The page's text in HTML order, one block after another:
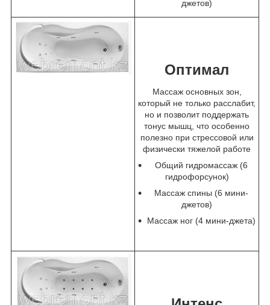
джетов)
Оптимал
Массаж основных зон,
который не только расслабит,
но и позволит поддержать
тонус мышц, что особенно
полезно при стрессовой или
физически тяжелой работе
Общий гидромассаж (6
гидрофорсунок)
Массаж спины (6 мини-
джетов)
Массаж ног (4 мини-джета)